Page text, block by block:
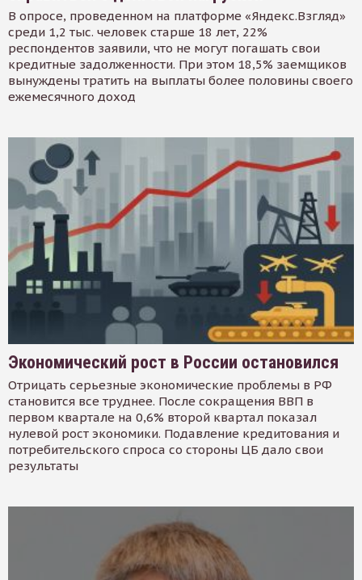
В опросе, проведенном на платформе «Яндекс.Взгляд»
среди 1,2 тыс. человек старше 18 лет, 22%
респондентов заявили, что не могут погашать свои
кредитные задолженности. При этом 18,5% заемщиков
вынуждены тратить на выплаты более половины своего
ежемесячного доход
Экономический рост в России остановился
Отрицать серьезные экономические проблемы в РФ
становится все труднее. После сокращения ВВП в
первом квартале на 0,6% второй квартал показал
нулевой рост экономики. Подавление кредитования и
потребительского спроса со стороны ЦБ дало свои
результаты